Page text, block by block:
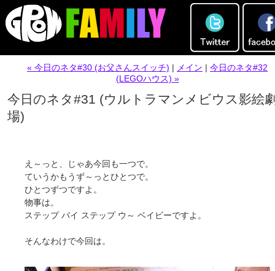
« 今日のネタ#30 (お父さんスイッチ) | メイン | 今日のネタ#32
(LEGOハウス) »
今日のネタ#31 (ウルトラマンメビウス影絵
場)
え～っと、じゃあ今回も一つで。
ていうかもうず～っとひとつで。
ひとつずつですよ。
物事は。
ステップ バイ ステップ ウ～ ベイビーですよ。
そんなわけで今回は。